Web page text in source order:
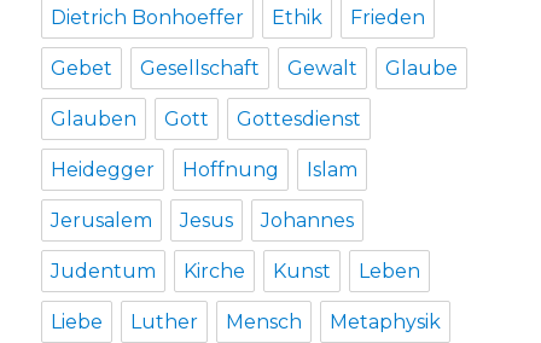
Dietrich Bonhoeffer Ethik Frieden
Gebet Gesellschaft Gewalt Glaube
Glauben Gott Gottesdienst
Heidegger Hoffnung Islam
Jerusalem Jesus Johannes
Judentum Kirche Kunst Leben
Liebe Luther Mensch Metaphysik